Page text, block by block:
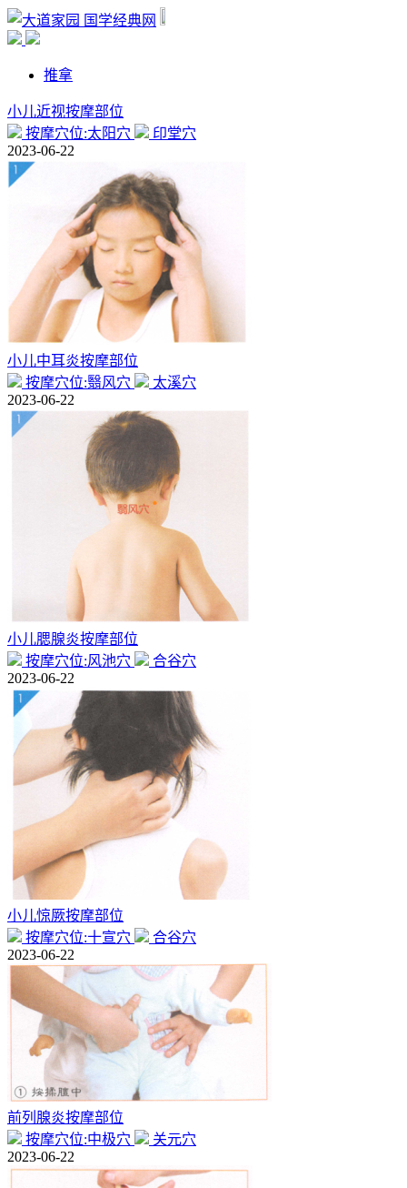
国学经典网
推拿
小儿近视按摩部位
按摩穴位:太阳穴
印堂穴
2023-06-22
小儿中耳炎按摩部位
按摩穴位:翳风穴
太溪穴
2023-06-22
小儿腮腺炎按摩部位
按摩穴位:风池穴
合谷穴
2023-06-22
小儿惊厥按摩部位
按摩穴位:十宣穴
合谷穴
2023-06-22
前列腺炎按摩部位
按摩穴位:中极穴
关元穴
2023-06-22